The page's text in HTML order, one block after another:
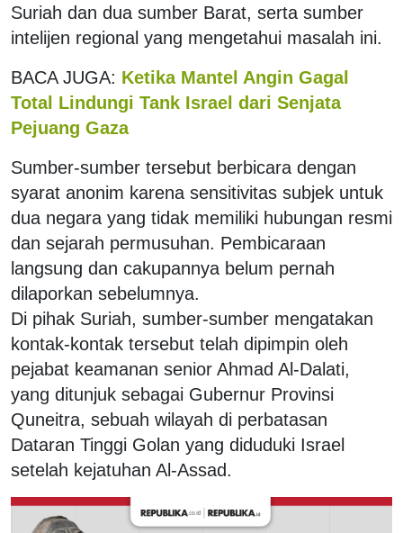
Suriah dan dua sumber Barat, serta sumber
intelijen regional yang mengetahui masalah ini.
BACA JUGA: Ketika Mantel Angin Gagal
Total Lindungi Tank Israel dari Senjata
Pejuang Gaza
Sumber-sumber tersebut berbicara dengan
syarat anonim karena sensitivitas subjek untuk
dua negara yang tidak memiliki hubungan resmi
dan sejarah permusuhan. Pembicaraan
langsung dan cakupannya belum pernah
dilaporkan sebelumnya.
Di pihak Suriah, sumber-sumber mengatakan
kontak-kontak tersebut telah dipimpin oleh
pejabat keamanan senior Ahmad Al-Dalati,
yang ditunjuk sebagai Gubernur Provinsi
Quneitra, sebuah wilayah di perbatasan
Dataran Tinggi Golan yang diduduki Israel
setelah kejatuhan Al-Assad.